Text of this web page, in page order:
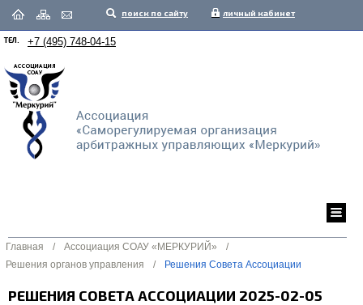
поиск по сайту личный кабинет
ТЕЛ. +7 (495) 748-04-15
Главная / Ассоциация СОАУ «МЕРКУРИЙ»
/
Решения органов управления
/ Решения Совета Ассоциации
РЕШЕНИЯ СОВЕТА АССОЦИАЦИИ 2025-02-05